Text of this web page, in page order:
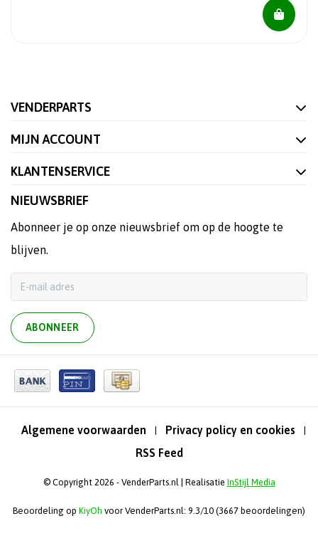
VENDERPARTS
MIJN ACCOUNT
KLANTENSERVICE
NIEUWSBRIEF
Abonneer je op onze nieuwsbrief om op de hoogte te
blijven.
ABONNEER
Algemene voorwaarden | Privacy policy en cookies |
RSS Feed
© Copyright 2026 - VenderParts.nl | Realisatie InStijl Media
Beoordeling op KiyOh voor VenderParts.nl: 9.3/10 (3667 beoordelingen)